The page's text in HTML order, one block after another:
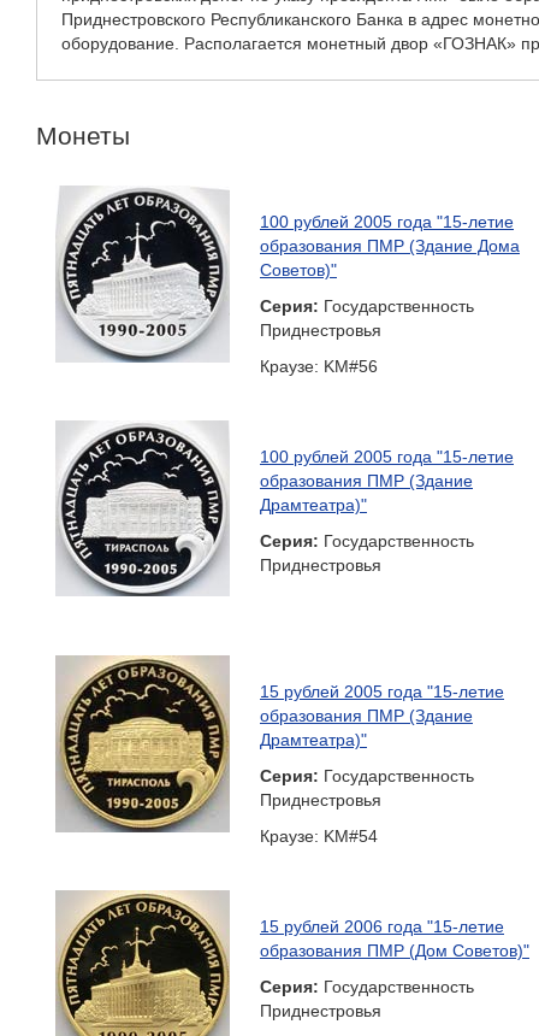
Приднестровского Республиканского Банка в адрес
оборудование. Располагается монетный двор «ГОЗНАК»
Монеты
100 рублей 2005 года "15-летие
образования ПМР (Здание Дома
Советов)"
Серия: Государственность
Приднестровья
Краузе: KM#56
100 рублей 2005 года "15-летие
образования ПМР (Здание
Драмтеатра)"
Серия: Государственность
Приднестровья
15 рублей 2005 года "15-летие
образования ПМР (Здание
Драмтеатра)"
Серия: Государственность
Приднестровья
Краузе: KM#54
15 рублей 2006 года "15-летие
образования ПМР (Дом Советов)"
Серия: Государственность
Приднестровья